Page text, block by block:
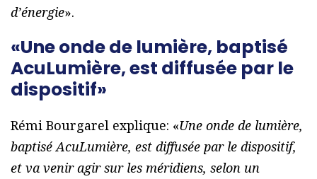
d’énergie».
«Une onde de lumière, baptisé
AcuLumière, est diffusée par le
dispositif»
Rémi Bourgarel explique: «Une onde de lumière,
baptisé AcuLumière, est diffusée par le dispositif,
et va venir agir sur les méridiens, selon un